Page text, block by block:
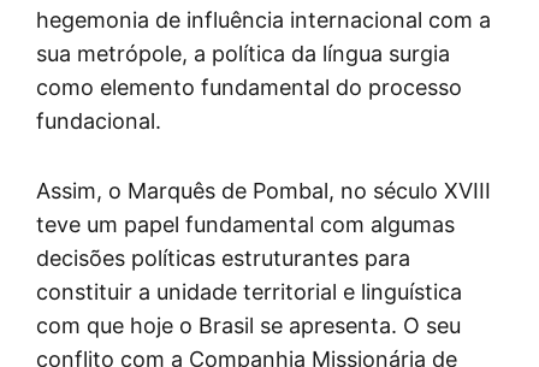
hegemonia de influência internacional com a
sua metrópole, a política da língua surgia
como elemento fundamental do processo
fundacional.
Assim, o Marquês de Pombal, no século XVIII
teve um papel fundamental com algumas
decisões políticas estruturantes para
constituir a unidade territorial e linguística
com que hoje o Brasil se apresenta. O seu
conflito com a Companhia Missionária de